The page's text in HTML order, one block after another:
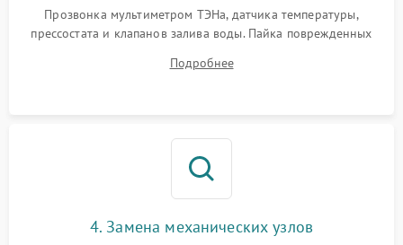
Прозвонка мультиметром ТЭНа, датчика температуры,
прессостата и клапанов залива воды. Пайка поврежденных
Восстановление целостности проводки и контактов.
Подробнее
4. Замена механических узлов